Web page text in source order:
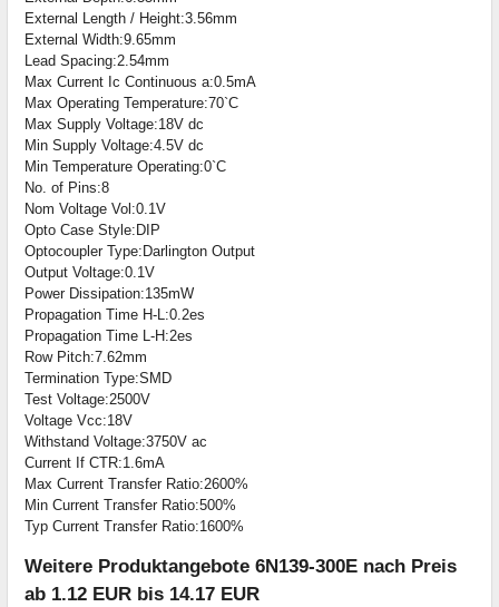
External Length / Height:3.56mm
External Width:9.65mm
Lead Spacing:2.54mm
Max Current Ic Continuous a:0.5mA
Max Operating Temperature:70`C
Max Supply Voltage:18V dc
Min Supply Voltage:4.5V dc
Min Temperature Operating:0`C
No. of Pins:8
Nom Voltage Vol:0.1V
Opto Case Style:DIP
Optocoupler Type:Darlington Output
Output Voltage:0.1V
Power Dissipation:135mW
Propagation Time H-L:0.2es
Propagation Time L-H:2es
Row Pitch:7.62mm
Termination Type:SMD
Test Voltage:2500V
Voltage Vcc:18V
Withstand Voltage:3750V ac
Current If CTR:1.6mA
Max Current Transfer Ratio:2600%
Min Current Transfer Ratio:500%
Typ Current Transfer Ratio:1600%
Weitere Produktangebote 6N139-300E nach Preis
ab 1.12 EUR bis 14.17 EUR